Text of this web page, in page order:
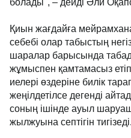
болады", – дейді Әли
Қиын жағдайға
себебі олар табыстың
шаралар барысында
жұмыспен қамтамасыз
иелері өздеріне билік
жеңілдетілсе дегенді
соның ішінде ауыл
жылжуына септігін тигізеді.